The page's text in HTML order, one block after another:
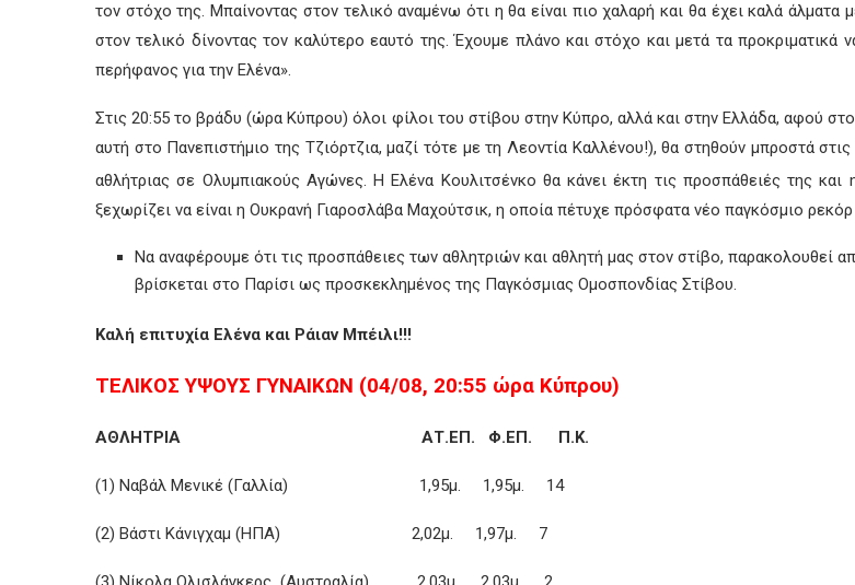
τον στόχο της. Μπαίνοντας στον τελικό αναμένω ότι η θα είναι πιο χαλαρή και θα έχει καλά άλματα
στον τελικό δίνοντας τον καλύτερο εαυτό της. Έχουμε πλάνο και στόχο και μετά τα προκριματικά
περήφανος για την Ελένα».
Στις 20:55 το βράδυ (ώρα Κύπρου) όλοι φίλοι του στίβου στην Κύπρο, αλλά και στην Ελλάδα, αφού
αυτή στο Πανεπιστήμιο της Τζιόρτζια, μαζί τότε με τη Λεοντία Καλλένου!), θα στηθούν μπροστά
αθλήτριας σε Ολυμπιακούς Αγώνες. Η Ελένα Κουλιτσένκο θα κάνει έκτη τις προσπάθειές της και
ξεχωρίζει να είναι η Ουκρανή Γιαροσλάβα Μαχούτσικ, η οποία πέτυχε πρόσφατα νέο παγκόσμιο ρεκόρ
Να αναφέρουμε ότι τις προσπάθειες των αθλητριών και αθλητή μας στον στίβο,
βρίσκεται στο Παρίσι ως προσκεκλημένος της Παγκόσμιας Ομοσπονδίας Στίβου.
Καλή επιτυχία Ελένα και Ράιαν Μπέιλι!!!
ΤΕΛΙΚΟΣ ΥΨΟΥΣ ΓΥΝΑΙΚΩΝ (04/08, 20:55 ώρα Κύπρου)
ΑΘΛΗΤΡΙΑ ΑΤ.ΕΠ. Φ.ΕΠ. Π.Κ.
(1) Ναβάλ Μενικέ (Γαλλία) 1,95μ. 1,95μ. 14
(2) Βάστι Κάνιγχαμ (ΗΠΑ) 2,02μ. 1,97μ. 7